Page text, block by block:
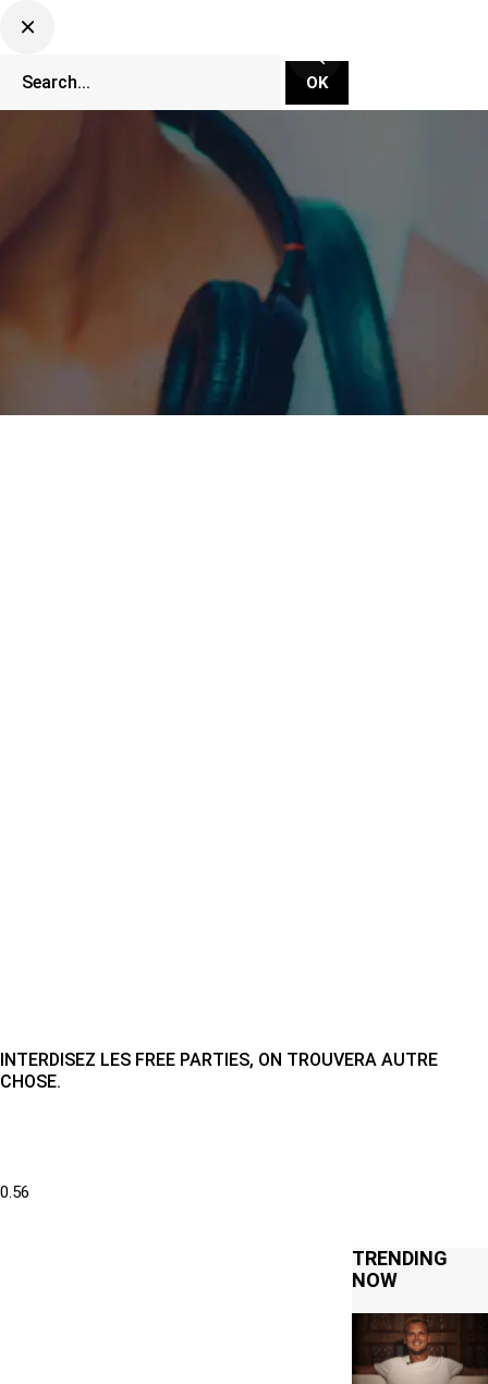
CLUBBING TV NETWORK
INTERDISEZ LES FREE PARTIES, ON TROUVERA AUTRE
CHOSE.
TRENDING
NOW